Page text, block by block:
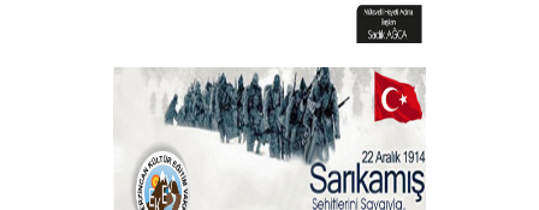
Vakıf Başkanımızdan Kandil mesajı
+